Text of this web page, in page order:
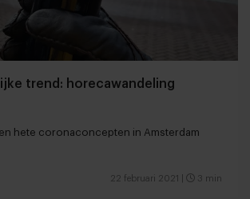
trend: horecawandeling
hete coronaconcepten in Amsterdam
22 februari 2021 3 min